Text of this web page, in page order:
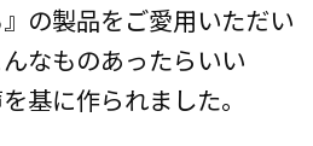
の製品をご愛用いただい
なものあったらいい
基に作られました。